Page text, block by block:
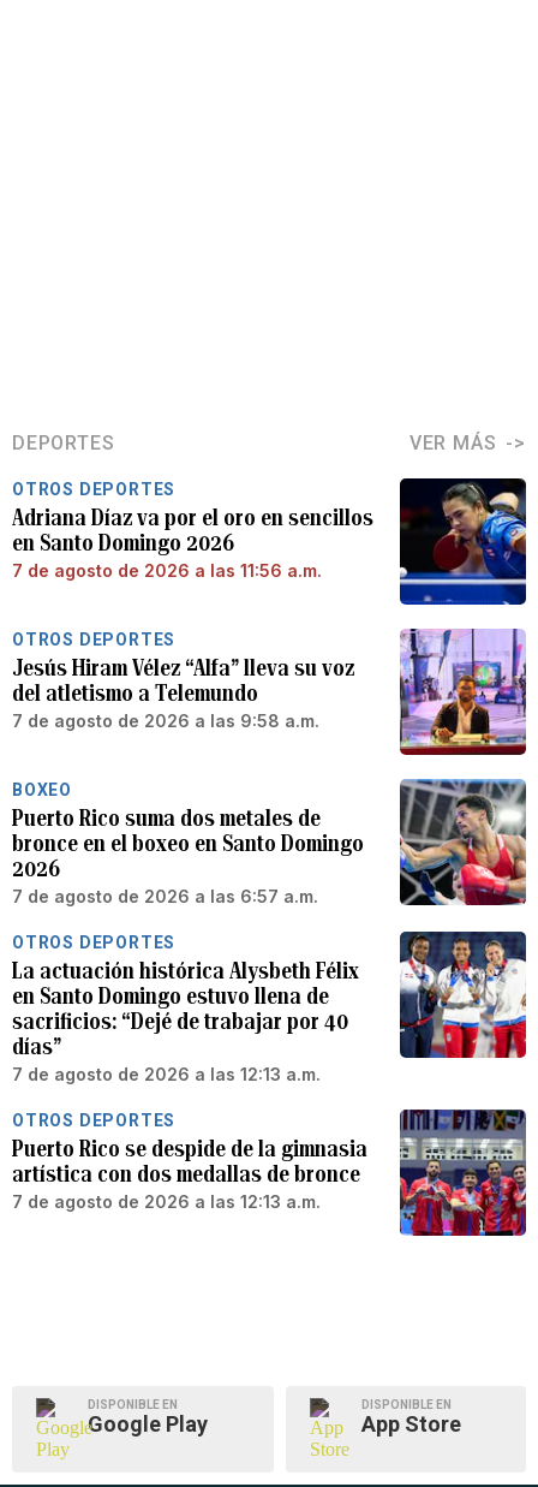
DEPORTES VER MÁS
OTROS DEPORTES
Adriana Díaz va por el oro en sencillos
en Santo Domingo 2026
7 de agosto de 2026 a las 11:56 a.m.
OTROS DEPORTES
Jesús Hiram Vélez “Alfa” lleva su voz
del atletismo a Telemundo
7 de agosto de 2026 a las 9:58 a.m.
BOXEO
Puerto Rico suma dos metales de
bronce en el boxeo en Santo Domingo
2026
7 de agosto de 2026 a las 6:57 a.m.
OTROS DEPORTES
La actuación histórica Alysbeth Félix
en Santo Domingo estuvo llena de
sacrificios: “Dejé de trabajar por 40
días”
7 de agosto de 2026 a las 12:13 a.m.
OTROS DEPORTES
Puerto Rico se despide de la gimnasia
artística con dos medallas de bronce
7 de agosto de 2026 a las 12:13 a.m.
DISPONIBLE EN
Google Play
DISPONIBLE EN
App Store